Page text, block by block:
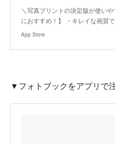
＼写真プリントの決定版が使い
におすすめ！】 ・キレイな画質
App Store
▼フォトブックをアプリで